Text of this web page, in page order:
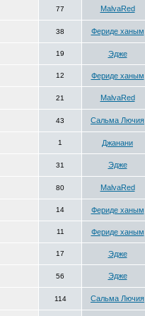
77 MalvaRed
38 Фериде ханым
19 Эдже
12 Фериде ханым
21 MalvaRed
43 Сальма Лючия
1 Джанани
31 Эдже
80 MalvaRed
14 Фериде ханым
11 Фериде ханым
17 Эдже
56 Эдже
114 Сальма Лючия